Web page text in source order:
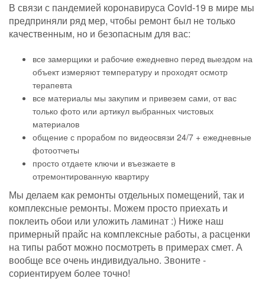
В связи с пандемией коронавируса Covid-19 в мире мы
предприняли ряд мер, чтобы ремонт был не только
качественным, но и безопасным для вас:
все замерщики и рабочие ежедневно перед выездом на
объект измеряют температуру и проходят осмотр
терапевта
все материалы мы закупим и привезем сами, от вас
только фото или артикул выбранных чистовых
материалов
общение с прорабом по видеосвязи 24/7 + ежедневные
фотоотчеты
просто отдаете ключи и въезжаете в
отремонтированную квартиру
Мы делаем как ремонты отдельных помещений, так и
комплексные ремонты. Можем просто приехать и
поклеить обои или уложить ламинат :) Ниже наш
примерный прайс на комплексные работы, а расценки
на типы работ можно посмотреть в примерах смет. А
вообще все очень индивидуально. Звоните -
сориентируем более точно!